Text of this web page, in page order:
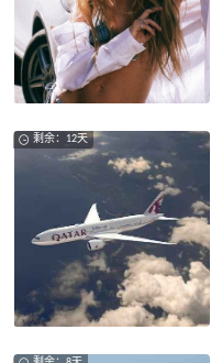
剩余：12天